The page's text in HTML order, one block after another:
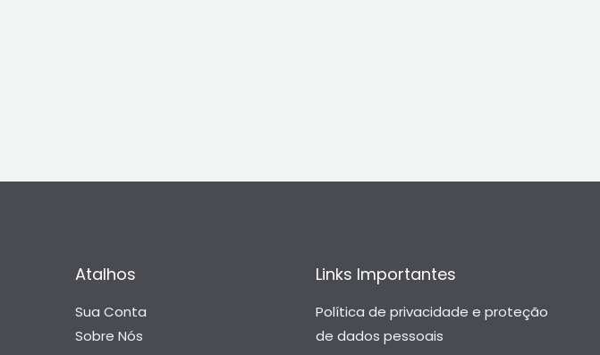
Atalhos
Sua Conta
Sobre Nós
Links Importantes
Política de privacidade e proteção
de dados pessoais